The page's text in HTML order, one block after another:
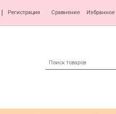
Регистрация Сравнение Избранное